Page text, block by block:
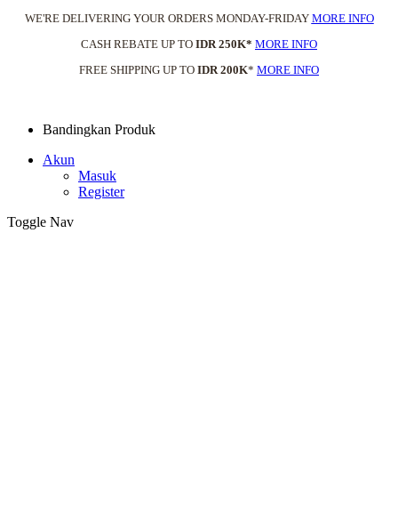
WE'RE DELIVERING YOUR ORDERS MONDAY-FRIDAY MORE INFO
CASH REBATE UP TO IDR 250K* MORE INFO
FREE SHIPPING UP TO IDR 200K* MORE INFO
Bandingkan Produk
Akun
Masuk
Register
Toggle Nav